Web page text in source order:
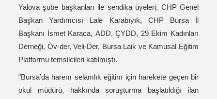
Yalova şube başkanları ile sendika üyeleri, CHP Genel
Başkan Yardımcısı Lale Karabıyık, CHP Bursa İl
Başkanı İsmet Karaca, ADD, ÇYDD, 29 Ekim Kadınları
Derneği, Öv-der, Veli-Der, Bursa Laik ve Kamusal Eğitim
Platformu temsilcileri katılmıştı.
"Bursa’da harem selamlık eğitim için harekete geçen bir
okul müdürü, hakkında soruşturma başlatıldığı ilan